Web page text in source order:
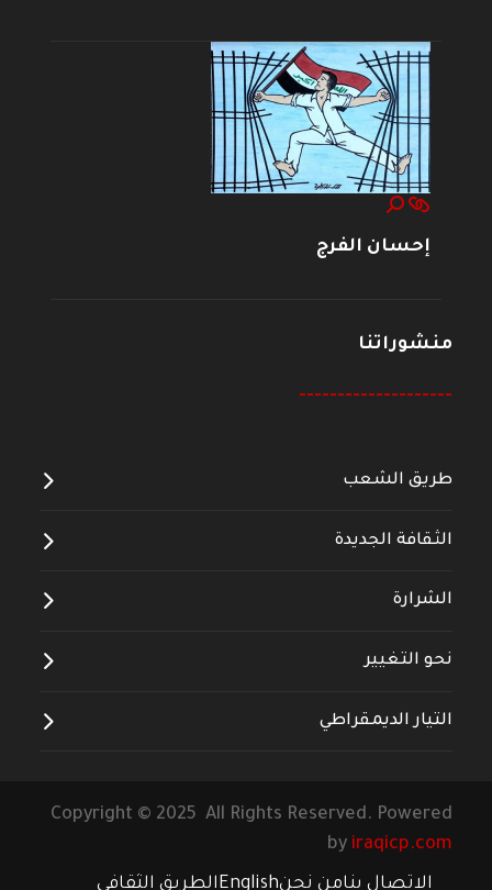
إحسان الفرج
منشوراتنا
--------------------
طريق الشعب
الثقافة الجديدة
الشرارة
نحو التغيير
التيار الديمقراطي
Copyright © 2025 All Rights Reserved. Powered
by iraqicp.com
الاتصال بنامن نحنEnglishالطريق الثقافي